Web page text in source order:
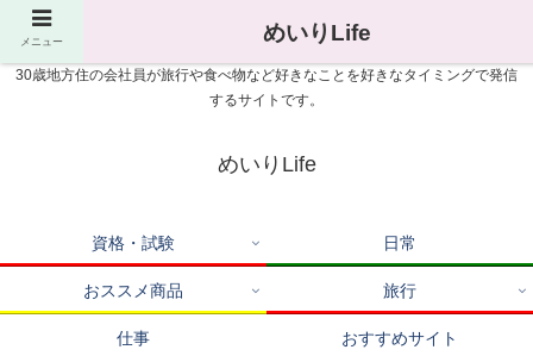
30歳地方住の会社員が旅行や食べ物など好きなことを好きなタイミングで発信
するサイトです。
めいりLife
資格・試験 日常
おススメ商品 旅行
仕事 おすすめサイト
メニュー めいりLife